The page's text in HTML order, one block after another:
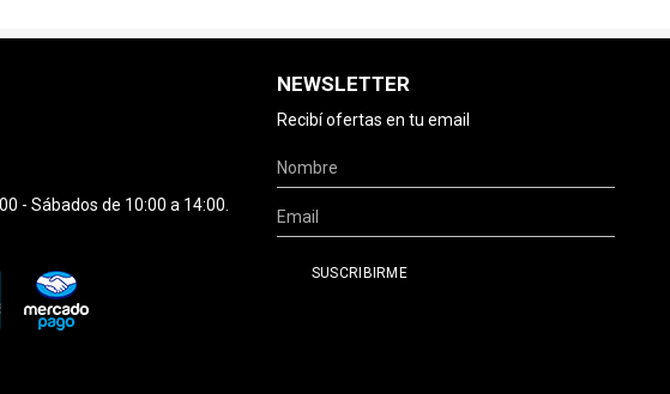
- Sábados de 10:00 a 14:00.
NEWSLETTER
Recibí ofertas en tu email